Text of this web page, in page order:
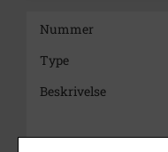
Nummer
Type
Beskrivelse